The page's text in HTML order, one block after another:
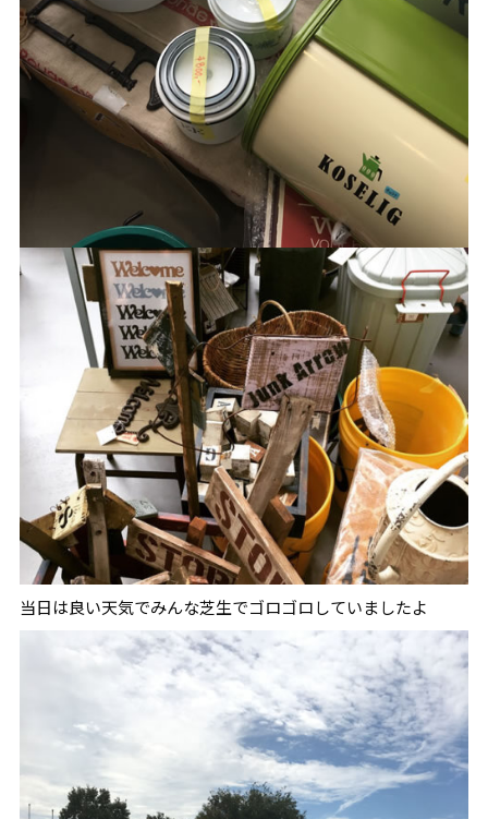
当日は良い天気でみんな芝生でゴロゴロしていましたよ